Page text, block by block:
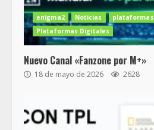
enigma2 Noticias
plataformas
Plataformas Digitales
Nuevo Canal «Fanzone por M+»
18 de mayo de 2026 2628